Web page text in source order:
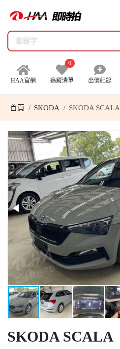
HAA官網
0
追蹤清單 出價紀錄
首頁 SKODA SKODA SCALA
SKODA SCALA